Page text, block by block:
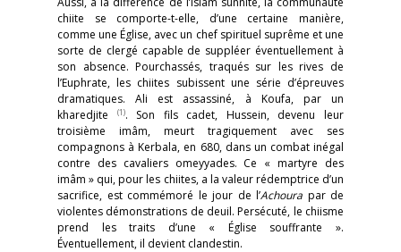
chiite se comporte-t-elle, d’une certaine manière,
comme une Église, avec un chef spirituel suprême et une
sorte de clergé capable de suppléer éventuellement à
son absence. Pourchassés, traqués sur les rives de
l’Euphrate, les chiites subissent une série d’épreuves
dramatiques. Ali est assassiné, à Koufa, par un
kharedjite
(1). Son fils cadet, Hussein, devenu leur
troisième imâm, meurt tragiquement avec ses
compagnons à Kerbala, en 680, dans un combat inégal
contre des cavaliers omeyyades. Ce « martyre des
imâm » qui, pour les chiites, a la valeur rédemptrice d’un
sacrifice, est commémoré le jour de l’Achoura par de
violentes démonstrations de deuil. Persécuté, le chiisme
prend les traits d’une « Église souffrante ».
Éventuellement, il devient clandestin.